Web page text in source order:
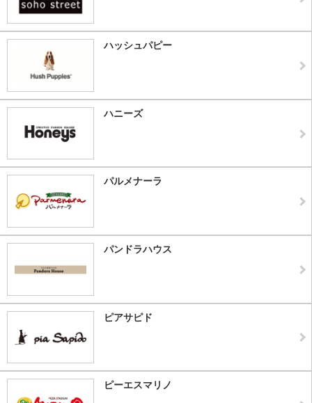
ハッシュパピー
ハニーズ
パルメナーラ
パンドラハウス
ピアサピド
ピーエスマリノ